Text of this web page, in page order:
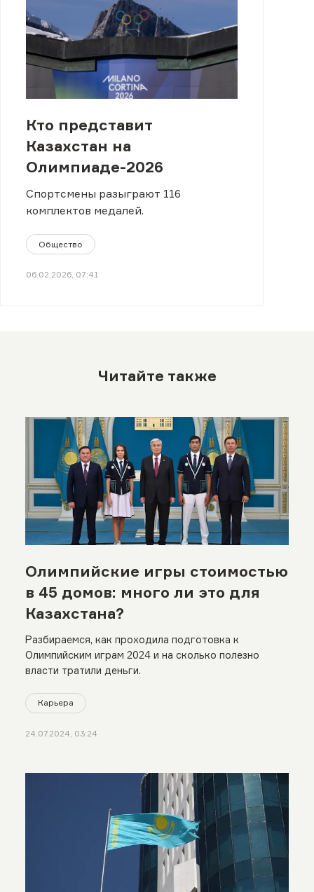
Кто представит
Казахстан на
Олимпиаде-2026
Спортсмены разыграют 116
комплектов медалей.
Общество
06.02.2026, 07:41
Читайте также
Олимпийские игры стоимостью
в 45 домов: много ли это для
Казахстана?
Разбираемся, как проходила подготовка к
Олимпийским играм 2024 и на сколько полезно
власти тратили деньги.
Карьера
24.07.2024, 03:24